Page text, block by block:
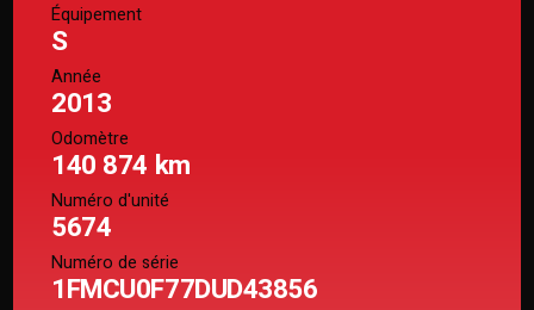
Équipement
S
Année
2013
Odomètre
140 874 km
Numéro d'unité
5674
Numéro de série
1FMCU0F77DUD43856